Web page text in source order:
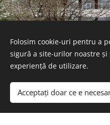
Bine ați venit
Creați un site
Folosim cookie-uri pentru a
sigură a site-urilor noastre
experiență de utilizare.
Acceptați doar ce e